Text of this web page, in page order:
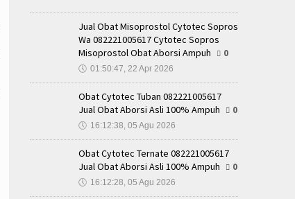
Jual Obat Misoprostol Cytotec Sopros
Wa 082221005617 Cytotec Sopros
Misoprostol Obat Aborsi Ampuh
0
🕔 01:50:47, 22 Apr 2026
Obat Cytotec Tuban 082221005617
Jual Obat Aborsi Asli 100% Ampuh
0
🕔 16:12:38, 05 Agu 2026
Obat Cytotec Ternate 082221005617
Jual Obat Aborsi Asli 100% Ampuh
0
🕔 16:12:28, 05 Agu 2026